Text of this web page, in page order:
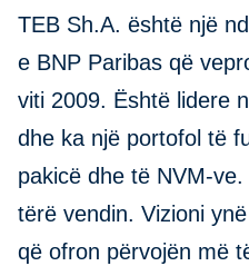
TEB Sh.A. është një
e BNP Paribas që
viti 2009. Është lidere
dhe ka një portofol të
pakicë dhe të NVM-
tërë vendin. Vizioni
që ofron përvojën më